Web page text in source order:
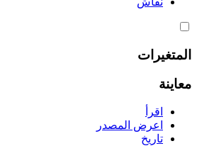
المتغيرات
معاينة
اقرأ
اعرض المصدر
تاريخ